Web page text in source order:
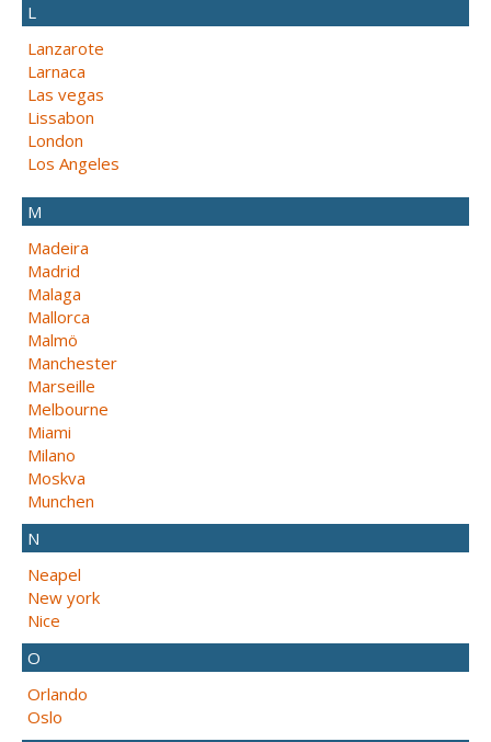
L
Lanzarote
Larnaca
Las vegas
Lissabon
London
Los Angeles
M
Madeira
Madrid
Malaga
Mallorca
Malmö
Manchester
Marseille
Melbourne
Miami
Milano
Moskva
Munchen
N
Neapel
New york
Nice
O
Orlando
Oslo